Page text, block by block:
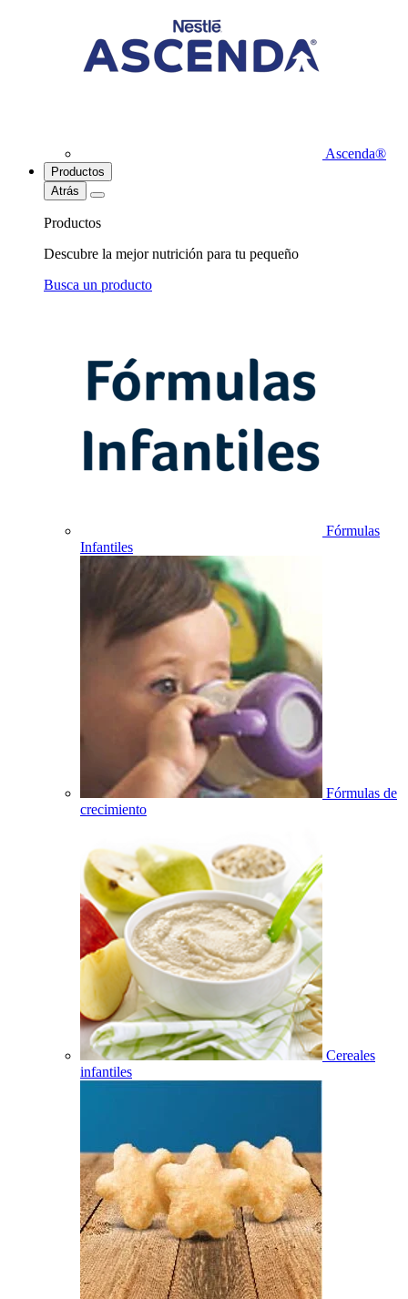
Ascenda®
Productos
Atrás
Productos
Descubre la mejor nutrición para tu pequeño
Busca un producto
Fórmulas
Infantiles
Fórmulas de
crecimiento
Cereales
infantiles